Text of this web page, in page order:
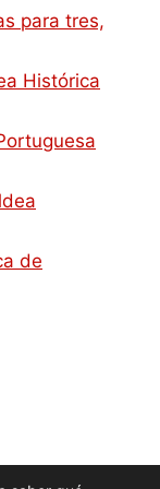
para tres,
Histórica
de